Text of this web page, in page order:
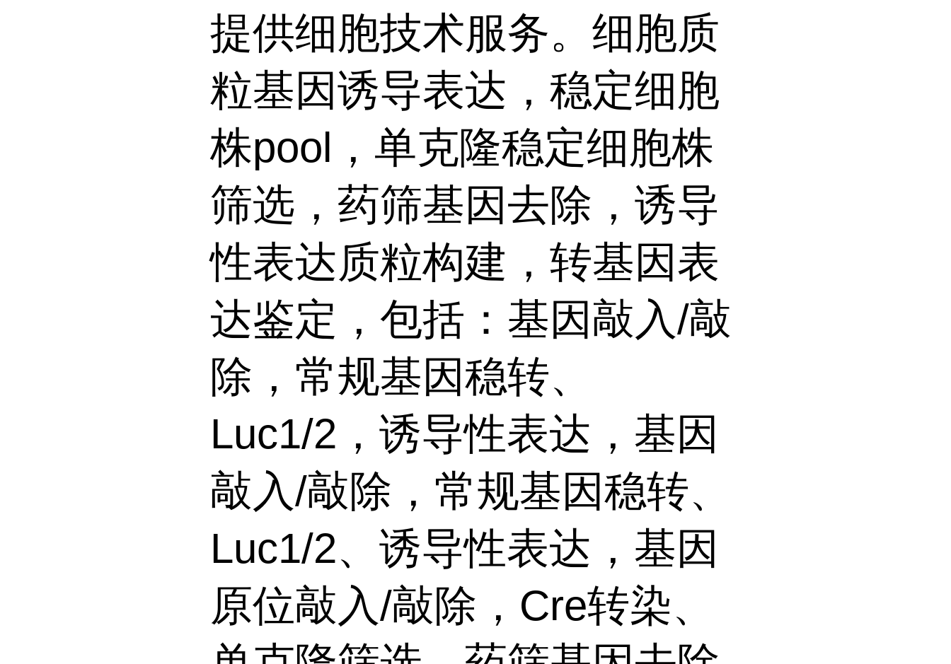
提供细胞技术服务。细胞质
粒基因诱导表达，稳定细胞
株pool，单克隆稳定细胞株
筛选，药筛基因去除，诱导
性表达质粒构建，转基因表
达鉴定，包括：基因敲入/敲
除，常规基因稳转、
Luc1/2，诱导性表达，基因
敲入/敲除，常规基因稳转、
Luc1/2、诱导性表达，基因
原位敲入/敲除，Cre转染、